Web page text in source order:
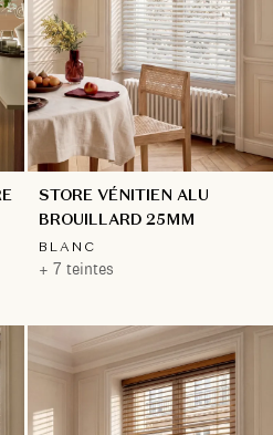
STORE VÉNITIEN ALU
BROUILLARD 25MM
BLANC
+ 7 teintes